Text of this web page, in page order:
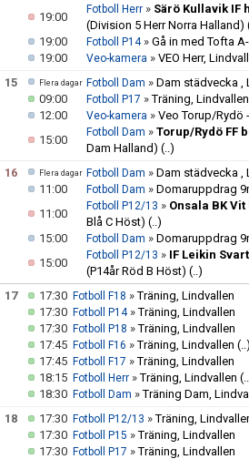
19:00
Fotboll Herr » Särö Kullavik IF
(Division 5 Herr Norra Halland)
19:00
Fotboll P14» Gå in med Tofta
19:00
Veo-kamera » VEO Herr,
15
Flera dagar Fotboll Dam » Dam städvecka ,
09:00
Fotboll P17 »Träning, Lindvallen
12:00
Veo-kamera » Veo Torup/Rydö
15:00
Fotboll Dam » Torup/Rydö FF
Dam Halland) (..)
16
Flera dagar Fotboll Dam » Dam städvecka ,
11:00
Fotboll Dam » Domaruppdrag
11:00
Fotboll P12/13 » Onsala BK
Blå C Höst) (..)
15:00
Fotboll Dam » Domaruppdrag
15:00
Fotboll P12/13 » IF Leikin
(P14år Röd B Höst) (..)
17 17:30 Fotboll F18 »Träning, Lindvallen
17:30 Fotboll P14»Träning, Lindvallen
17:30 Fotboll P18 »Träning, Lindvallen
17:45 Fotboll F16 »Träning, Lindvallen (..)
17:45 Fotboll F17 »Träning, Lindvallen
18:15 Fotboll Herr »Träning, Lindvallen
18:30 Fotboll Dam »Träning Dam,
18
17:30 Fotboll P12/13 »Träning,
17:30 Fotboll P15 »Träning, Lindvallen
17:30 Fotboll P17 »Träning, Lindvallen